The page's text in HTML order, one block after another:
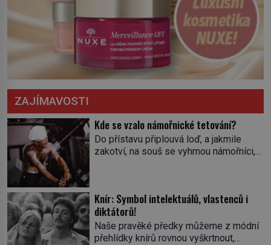
ZAJÍMAVOSTI
Kde se vzalo námořnické tetování?
Do přístavu připlouvá loď, a jakmile
zakotví, na souš se vyhrnou námořníci,
potetované paže. Námořnická kérka je
totiž něco jako uniforma. Tetování jako
takové má velmi hlubokou minulost.
Tetovaný je už pračlověk Ötzi, který
Knír: Symbol intelektuálů, vlastenců i
diktátorů!
Naše pravěké předky můžeme z módní
přehlídky knírů rovnou vyškrtnout,